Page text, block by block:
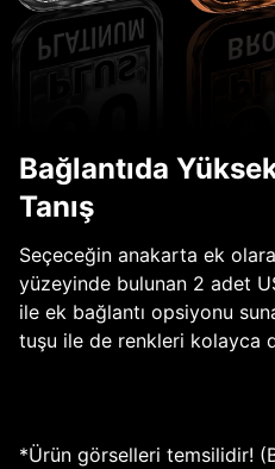
Bağlantıda
Tanış
Seçeceğin anakarta ek
yüzeyinde bulunan 2 adet
ile ek bağlantı opsiyonu
tuşu ile de renkleri kolayca
*Ürün görselleri temsilidir!